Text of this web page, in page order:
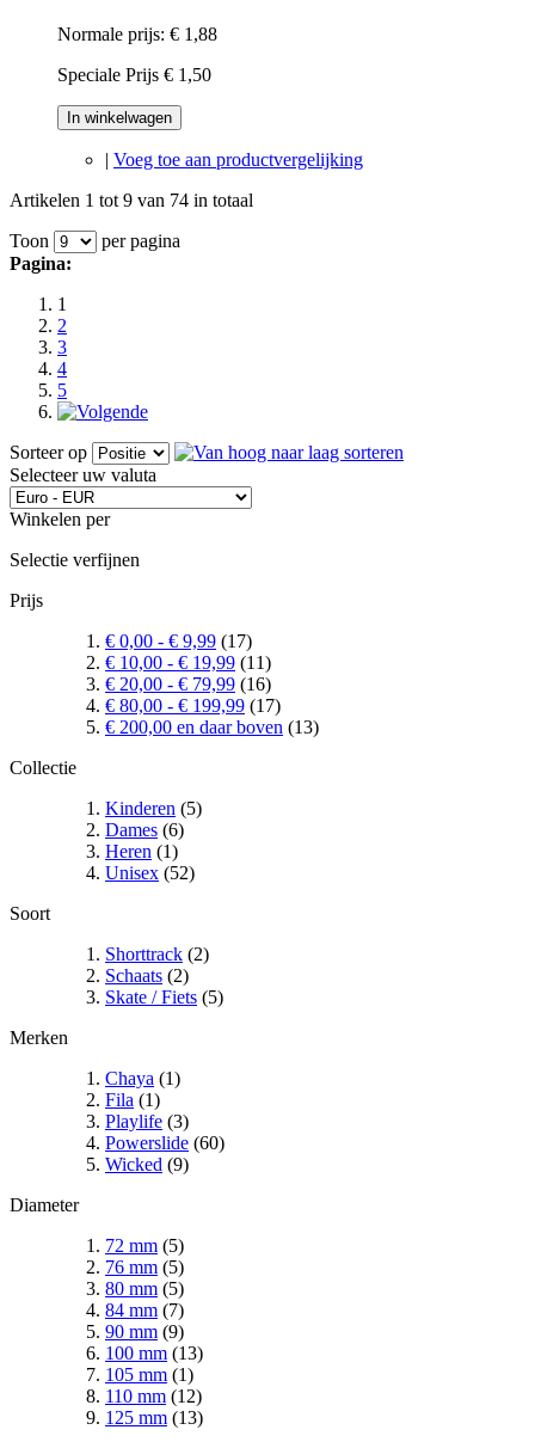
Normale prijs: € 1,88
Speciale Prijs € 1,50
In winkelwagen
| Voeg toe aan productvergelijking
Artikelen 1 tot 9 van 74 in totaal
Toon
per pagina
Pagina:
1
2
3
4
5
Sorteer op
Selecteer uw valuta
Winkelen per
Selectie verfijnen
Prijs
€ 0,00 - € 9,99 (17)
€ 10,00 - € 19,99 (11)
€ 20,00 - € 79,99 (16)
€ 80,00 - € 199,99 (17)
€ 200,00 en daar boven (13)
Collectie
Kinderen (5)
Dames (6)
Heren (1)
Unisex (52)
Soort
Shorttrack (2)
Schaats (2)
Skate / Fiets (5)
Merken
Chaya (1)
Fila (1)
Playlife (3)
Powerslide (60)
Wicked (9)
Diameter
72 mm (5)
76 mm (5)
80 mm (5)
84 mm (7)
90 mm (9)
100 mm (13)
105 mm (1)
110 mm (12)
125 mm (13)